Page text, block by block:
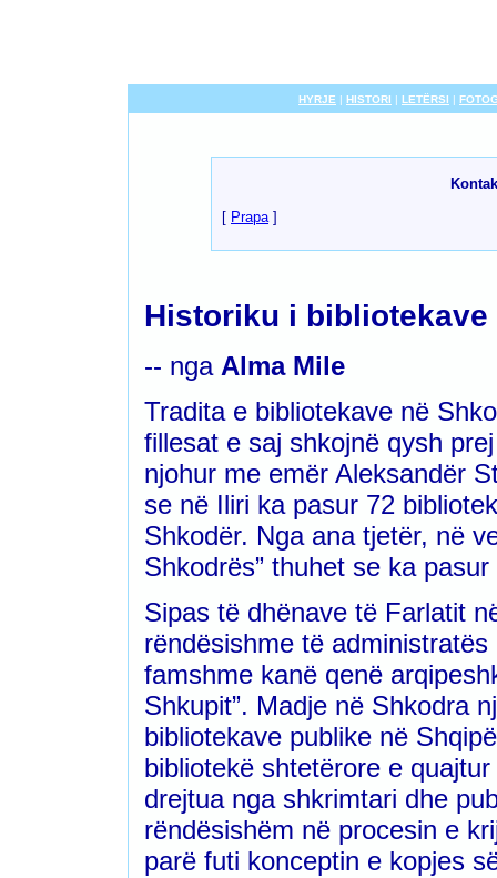
HYRJE | HISTORI | LETËRSI |
[ Prapa]
Historiku i bibliotekave
-- nga Alma Mile
Tradita e bibliotekave në
fillesat e saj shkojnë qysh
njohur me emër Aleksandër
se në Iliri ka pasur 72
Shkodër. Nga ana tjetër, në
Shkodrës” thuhet se ka
Sipas të dhënave të Farlatit
rëndësishme të
famshme kanë qenë
Shkupit”. Madje në Shkodra
bibliotekave publike në
bibliotekë shtetërore e
drejtua nga shkrimtari dhe
rëndësishëm në procesin e
parë futi konceptin e kopjes